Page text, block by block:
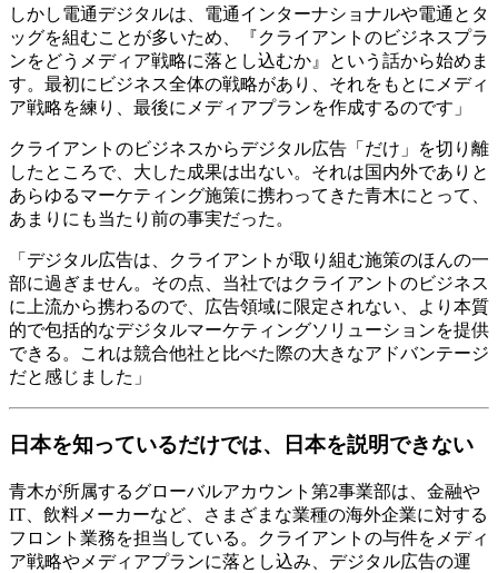
しかし電通デジタルは、電通インターナショナルや電通とタ
ッグを組むことが多いため、『クライアントのビジネスプラ
ンをどうメディア戦略に落とし込むか』という話から始めま
す。最初にビジネス全体の戦略があり、それをもとにメディ
ア戦略を練り、最後にメディアプランを作成するのです」
クライアントのビジネスからデジタル広告「だけ」を切り離
したところで、大した成果は出ない。それは国内外でありと
あらゆるマーケティング施策に携わってきた青木にとって、
あまりにも当たり前の事実だった。
「デジタル広告は、クライアントが取り組む施策のほんの一
部に過ぎません。その点、当社ではクライアントのビジネス
に上流から携わるので、広告領域に限定されない、より本質
的で包括的なデジタルマーケティングソリューションを提供
できる。これは競合他社と比べた際の大きなアドバンテージ
だと感じました」
日本を知っているだけでは、日本を説明できない
青木が所属するグローバルアカウント第2事業部は、金融や
IT、飲料メーカーなど、さまざまな業種の海外企業に対する
フロント業務を担当している。クライアントの与件をメディ
ア戦略やメディアプランに落とし込み、デジタル広告の運